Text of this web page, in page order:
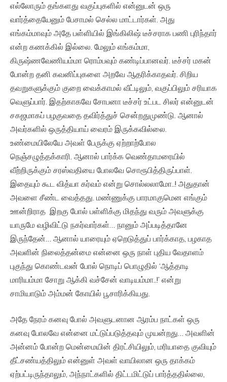
எல்லோரும் தங்களது வகுப்புகளில் என்னுடன் ஒரு
வார்த்தையேனும் பேசாமல் செல்ல மாட்டார்கள். அது
எங்கம்மாவும் அதே பள்ளியில் இங்கிலிஷ் டீச்சராக பணி புரிந்தார்
என்ற கணக்கில் இல்லை. மேலும் எங்கம்மா,
கிருஷ்ணவேணியம்மா ரொம்பவும் கண்டிப்பானவர். டீச்சர் மகன்
போன்ற தனி கவனிப்புகளை அறவே ஆதரிக்காதவர். சிறிய
தவறுகளுக்கும் குறை வைக்காமல் வீட்டிலும், வகுப்பிலும் சரியாக
வெளுப்பார். இதற்காகவே சோபனா டீச்சர் உட்பட சிலர் என்னுடன்
சகஜமாகப் பழகுவதை தவிர்த்துச் சென்றதுமுண்டு. ஆனால்
அவர்களில் ஒருத்தியாய் வைரம் இருக்கவில்லை.
உண்மையிலேயே அவள் பேருக்கு ஏற்றாற்போல
நெஞ்சழுத்தக்காரி. ஆனால் பார்க்க வெண்தாமரையில்
வீற்றிருக்கும் சரஸ்வதியை போலவே சொரூபித்திருப்பாள்.
இதையும் கூட வித்யா கர்வம் என்று சொல்லலாமோ..! அதுதான்
அவளை சீண்ட வைத்தது. மண்ணுக்கு பாரமாகுமென எங்கும்
ஊன்றிராத இறகு போல் பள்ளிக்கு மிதந்து வரும் அவளுக்கு
யாருமே வழிவிட்டு நகர்வார்கள்… நானும் அப்படித்தானே
இருந்தேன்… ஆனால் யாரையும் ஏறெடுத்துப் பார்க்காத, பழகாத
அவளின் நிலைத்தன்மை என்னை ஒரு நாள் புதிய வேதாளம்
புகுந்து கொண்டவன் போல் நொடிப் பொழுதில் ‘ஆத்தாடி
மாரியம்மா சோறு ஆக்கி வச்சேன் வாடியம்மா..!’ என்று
சாமியாடும் அம்மன் கோயில் பூசாரிக்கியது.
அதே நேரம் கனவு போல் அவளுடனான ஆரம்ப நாட்கள் ஒரு
கனவு போலவே என்னை மட்டுப்படுத்தவும் முயன்றது… அவளின்
அன்னம் போன்ற மென்மையின் திரட்சியிலும், மரியாதை குவியும்
தீட்சண்யத்திலும் என்னுள் அவள் வாயிலான ஒரு தாக்கம்
ஏற்பட்டிருந்தாலும், அந்நாட்களில் திட்டமிட்டுப் பார்த்ததில்லை,